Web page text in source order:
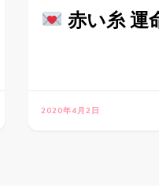
赤い糸 運
2020年4月2日